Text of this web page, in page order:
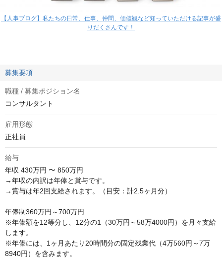
【人事ブログ】私たちの日常、仕事、仲間、価値観など知っていただける記事が盛
りだくさんです！
募集要項
職種 / 募集ポジション名
コンサルタント
雇用形態
正社員
給与
年収 430万円 〜 850万円
→年収の内訳は年俸と賞与です。
→賞与は年2回支給されます。（目安：計2.5ヶ月分）
年俸制360万円～700万円
※年俸額を12等分し、12分の1（30万円～58万4000円）を月々支給
します。
※年俸には、1ヶ月あたり20時間分の固定残業代（4万560円～7万
8940円）を含みます。